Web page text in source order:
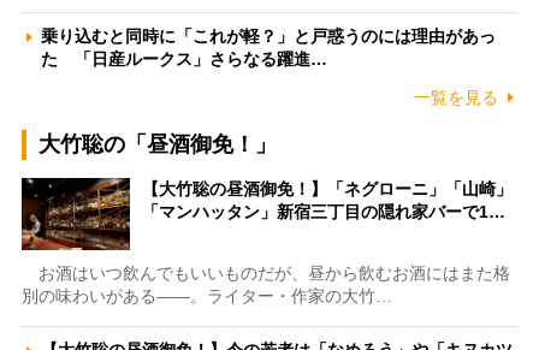
乗り込むと同時に「これが軽？」と戸惑うのには理由があっ
た 「日産ルークス」さらなる躍進…
一覧を見る
大竹聡の「昼酒御免！」
【大竹聡の昼酒御免！】「ネグローニ」「山崎」
「マンハッタン」新宿三丁目の隠れ家バーで1…
お酒はいつ飲んでもいいものだが、昼から飲むお酒にはまた格
別の味わいがある――。ライター・作家の大竹…